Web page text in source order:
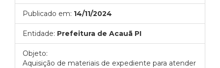
Publicado em: 14/11/2024
Entidade: Prefeitura de Acauã PI
Objeto:
Aquisição de materiais de expediente para atender